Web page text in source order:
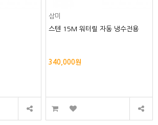
삼미
스텐 15M 워터릴 자동 냉수전용
340,000원